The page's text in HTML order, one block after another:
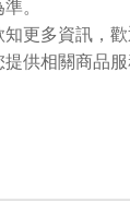
。
更多資訊，
供相關商品服